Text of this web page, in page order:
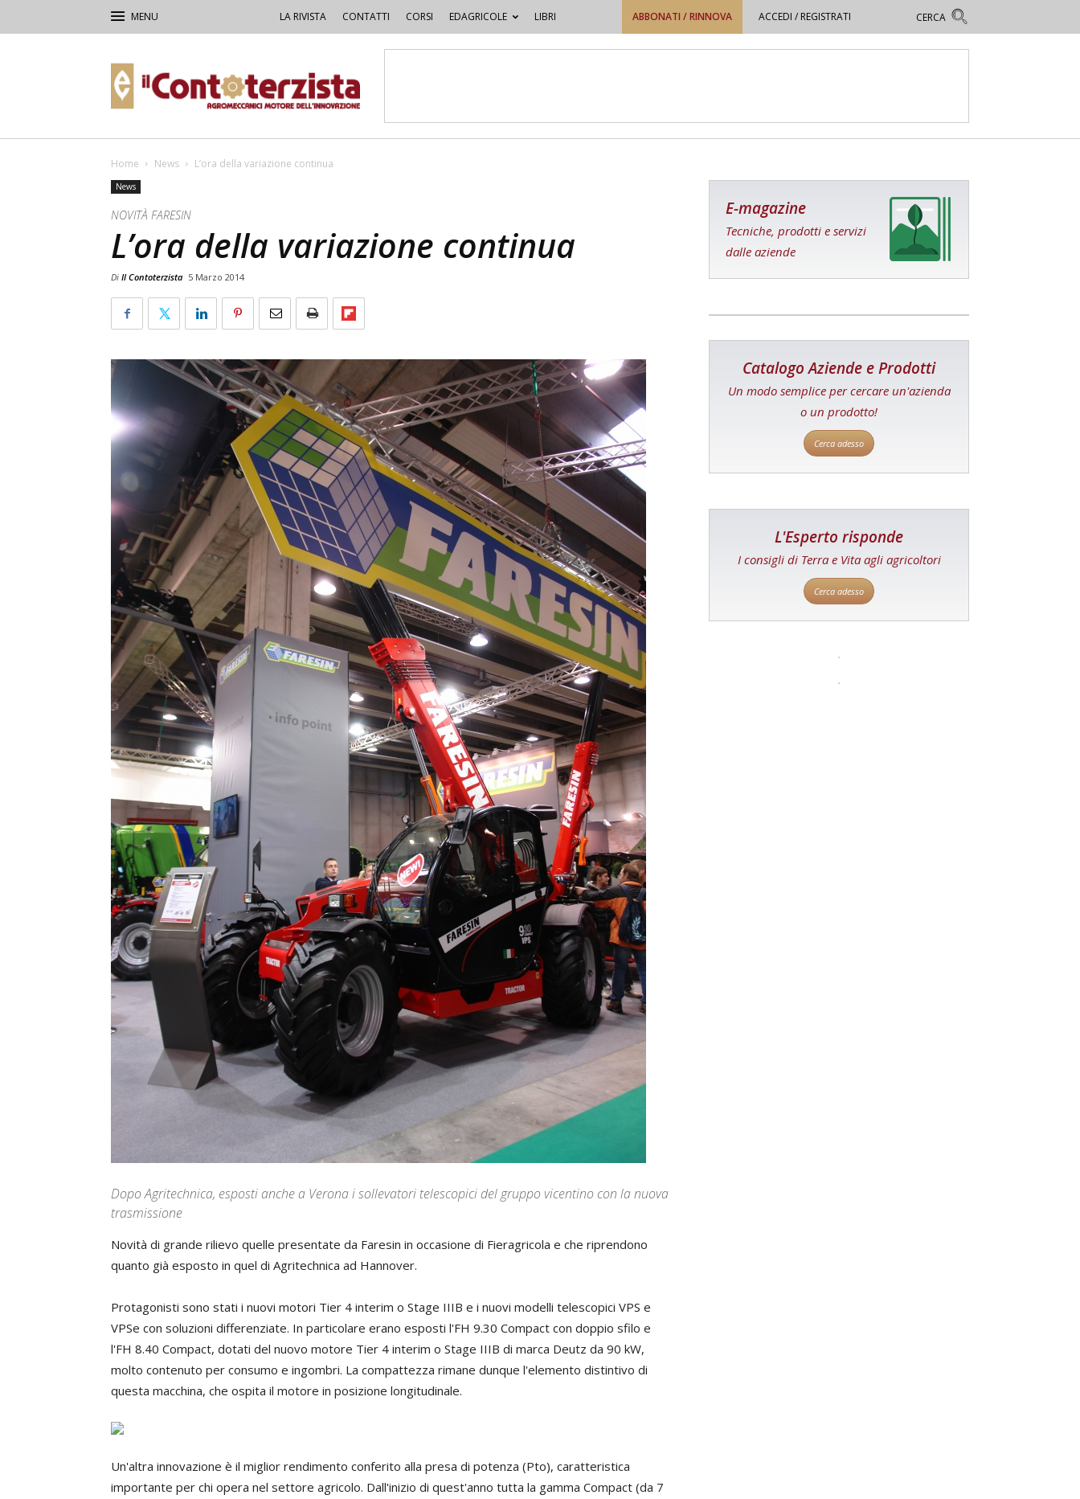
LA RIVISTA CONTATTI CORSI EDAGRICOLE LIBRI ABBONATI / RINNOVA ACCEDI / REGISTRATI
Contoterzista
Home News L’ora della variazione continua
News
NOVITÀ FARESIN
L’ora della variazione continua
Di Il Contoterzista 5 Marzo 2014
Dopo Agritechnica, esposti anche a Verona i sollevatori telescopici del gruppo vicentino con la nuova
trasmissione
Novità di grande rilievo quelle presentate da Faresin in occasione di Fieragricola e che riprendono
quanto già esposto in quel di Agritechnica ad Hannover.
Protagonisti sono stati i nuovi motori Tier 4 interim o Stage IIIB e i nuovi modelli telescopici VPS e
VPSe con soluzioni differenziate. In particolare erano esposti l'FH 9.30 Compact con doppio sfilo e
l'FH 8.40 Compact, dotati del nuovo motore Tier 4 interim o Stage IIIB di marca Deutz da 90 kW,
molto contenuto per consumo e ingombri. La compattezza rimane dunque l'elemento distintivo di
questa macchina, che ospita il motore in posizione longitudinale.
Un'altra innovazione è il miglior rendimento conferito alla presa di potenza (Pto), caratteristica
importante per chi opera nel settore agricolo. Dall'inizio di quest'anno tutta la gamma Compact (da 7
E-magazine
Tecniche, prodotti e servizi
dalle aziende
Catalogo Aziende e Prodotti
Un modo semplice per cercare un'azienda
o un prodotto!
Cerca adesso
L'Esperto risponde
I consigli di Terra e Vita agli agricoltori
Cerca adesso